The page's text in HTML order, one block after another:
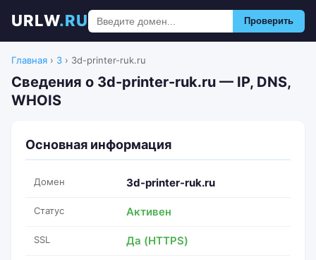
URLW.RU Проверить
Главная › 3 › 3d-printer-ruk.ru
Сведения о 3d-printer-ruk.ru — IP, DNS,
WHOIS
Основная информация
Домен 3d-printer-ruk.ru
Статус Активен
SSL Да (HTTPS)